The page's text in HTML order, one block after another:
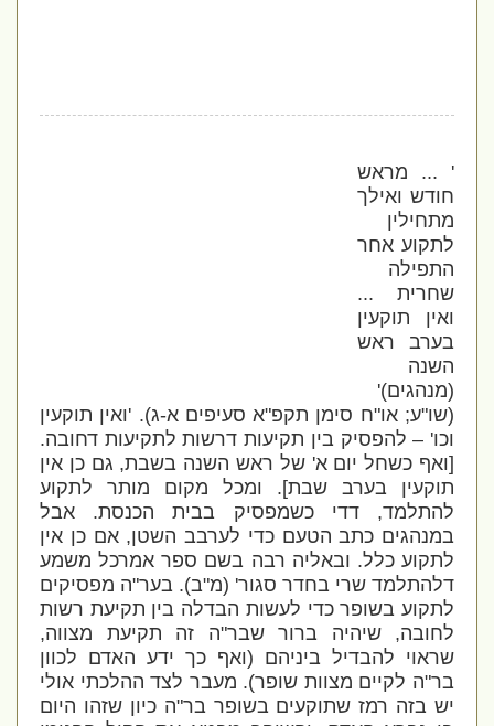
... מראש
חודש ואילך
מתחילין
לתקוע אחר
התפילה
שחרית...
ואין תוקעין
בערב ראש
השנה
(מנהגים)'
(שו"ע; או"ח סימן תקפ"א סעיפים א-ג).'ואין תוקעין
וכו' – להפסיק בין תקיעות דרשות לתקיעות דחובה.
[ואף כשחל יום א' של ראש השנה בשבת, גם כן אין
תוקעין בערב שבת].
ומכל מקום מותר לתקוע
להתלמד, דדי כשמפסיק בבית הכנסת. אבל
במנהגים כתב הטעם כדי לערבב השטן, אם כן אין
לתקוע כלל. ובאליה רבה בשם ספר אמרכל משמע
דלהתלמד שרי בחדר סגור' (מ"ב). בער"ה מפסיקים
לתקוע בשופר כדי לעשות הבדלה בין תקיעת רשות
לחובה, שיהיה ברור שבר"ה זה תקיעת מצווה,
שראוי להבדיל ביניהם (ואף כך ידע האדם לכוון
בר"ה לקיים מצוות שופר). מעבר לצד ההלכתי אולי
יש בזה רמז שתוקעים בשופר בר"ה כיון שזהו היום